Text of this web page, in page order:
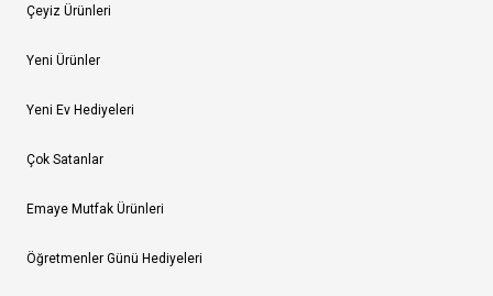
Çeyiz Ürünleri
Yeni Ürünler
Yeni Ev Hediyeleri
Çok Satanlar
Emaye Mutfak Ürünleri
Öğretmenler Günü Hediyeleri